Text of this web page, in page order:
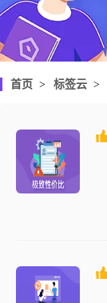
首页 > 标签云 >